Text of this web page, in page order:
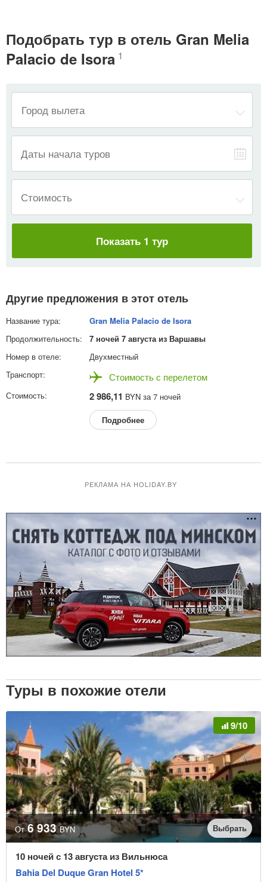
Подобрать тур в отель Gran Melia
Palacio de Isora 1
Даты начала туров
Стоимость
Показать 1 тур
Другие предложения в этот отель
Gran Melia Palacio de Isora
7 ночей 7 августа из Варшавы
Двухместный
Стоимость с перелетом
2 986,11 BYN за 7 ночей
Подробнее
РЕКЛАМА НА HOLIDAY.BY
Туры в похожие отели
9/10
От 6 933 BYN Выбрать
10 ночей с 13 августа из Вильнюса
Bahia Del Duque Gran Hotel 5*